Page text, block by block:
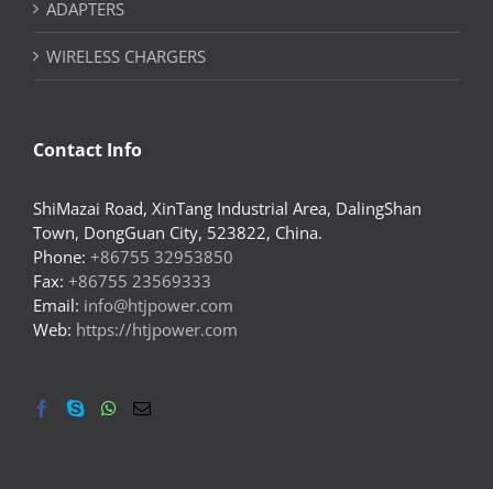
ADAPTERS
WIRELESS CHARGERS
Contact Info
ShiMazai Road, XinTang Industrial Area, DalingShan
Town, DongGuan City, 523822, China.
Phone: +86755 32953850
Fax: +86755 23569333
Email: info@htjpower.com
Web: https://htjpower.com